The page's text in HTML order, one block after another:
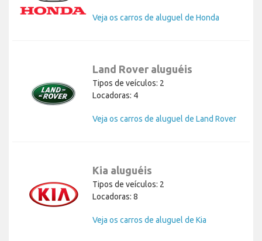
Veja os carros de aluguel de Honda
Land Rover aluguéis
Tipos de veículos: 2
Locadoras: 4
Veja os carros de aluguel de Land Rover
Kia aluguéis
Tipos de veículos: 2
Locadoras: 8
Veja os carros de aluguel de Kia